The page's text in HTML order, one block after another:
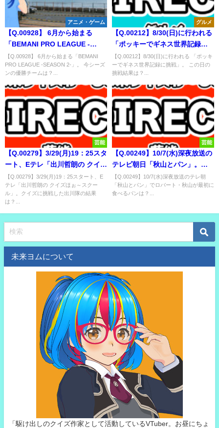
アニメ・ゲーム
【Q.00928】 6月から始まる
「BEMANI PRO LEAGUE -
SEASON 2-」。 今シーズンの優
勝チームは？
【Q.00928】 6月から始まる「BEMANI
PRO LEAGUE -SEASON 2-」。 今シーズ
ンの優勝チームは？...
グルメ
【Q.00212】8/30(日)に行われる
「ポッキーでギネス世界記録に
挑戦」。 この日の挑戦結果は？
【Q.00212】8/30(日)に行われる 「ポッキ
ーでギネス世界記録に挑戦」。 この日の
挑戦結果は？...
芸能
【Q.00279】3/29(月)19：25スタ
ート、Eテレ「出川哲朗の クイズ
ほぉ～スクール」。クイズに挑
戦した出川隊の結果は？
【Q.00279】3/29(月)19：25スタート、E
テレ「出川哲朗の クイズほぉ～スクー
ル」。クイズに挑戦した出川隊の結果
は？...
芸能
【Q.00249】10/7(水)深夜放送の
テレビ朝日「秋山とパン」。初
回放送の本編でロバート・秋山
が最初に食べるパンは？
【Q.00249】10/7(水)深夜放送のテレ朝
「秋山とパン」でロバート・秋山が最初に
食べるパンは？...
未来ヨムについて
「駆け出しのクイズ作家として活動しているVTuber。お昼にちょ